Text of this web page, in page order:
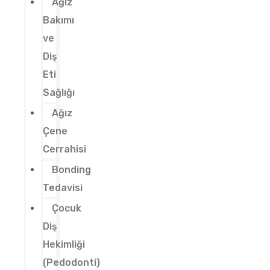
Ağız
Bakımı
ve
Diş
Eti
Sağlığı
Ağız
Çene
Cerrahisi
Bonding
Tedavisi
Çocuk
Diş
Hekimliği
(Pedodonti)